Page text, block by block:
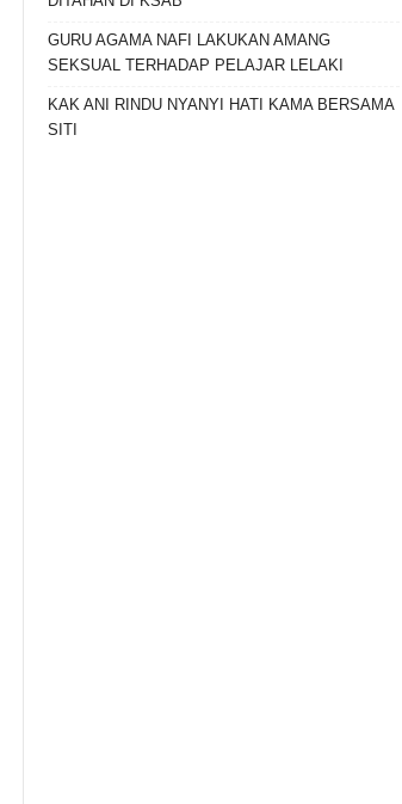
GURU AGAMA NAFI LAKUKAN AMANG
SEKSUAL TERHADAP PELAJAR LELAKI
KAK ANI RINDU NYANYI HATI KAMA BERSAMA
SITI